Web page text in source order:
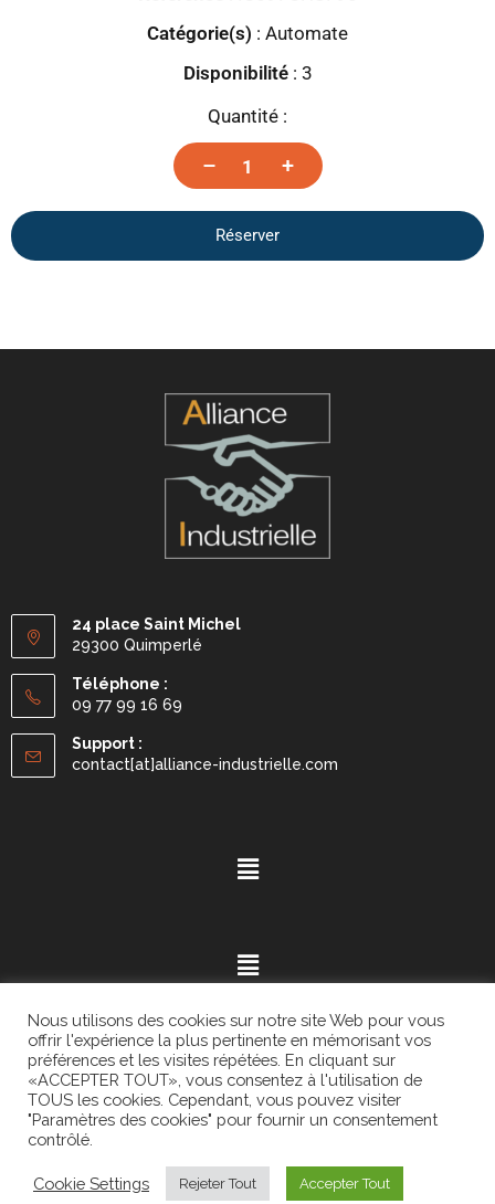
Catégorie(s) : Automate
Disponibilité: 3
Quantité :
– +
Réserver
24 place Saint Michel
29300 Quimperlé
Téléphone :
09 77 99 16 69
Support :
contact[at]alliance-industrielle.com
Mention légales - ©2021.Alvaria. All Rights Reserved.
Nous utilisons des cookies sur notre site Web pour vous
offrir l'expérience la plus pertinente en mémorisant vos
préférences et les visites répétées. En cliquant sur
«ACCEPTER TOUT», vous consentez à l'utilisation de
TOUS les cookies. Cependant, vous pouvez visiter
"Paramètres des cookies" pour fournir un consentement
contrôlé.
Cookie Settings Rejeter Tout Accepter Tout